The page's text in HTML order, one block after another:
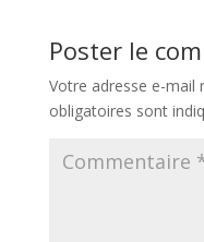
Poster le
Votre adresse e-mail
obligatoires sont